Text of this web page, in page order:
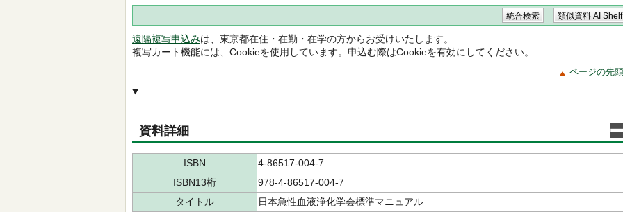
遠隔複写申込みは、東京都在住・在勤・在学の方からお受けいたします。
複写カート機能には、Cookieを使用しています。申込む際はCookieを有効にしてください。
ページの先
資料詳細
ISBN
4-86517-004-7
ISBN13桁
978-4-86517-004-7
タイトル
日本急性血液浄化学会標準マニュアル